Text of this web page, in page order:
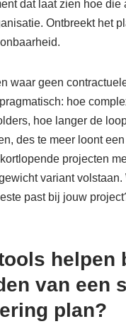
dat laat zien hoe die
Ontbreekt het
waar geen
hoe
hoe langer de
des te meer loont
projecten
variant
past bij jouw
helpen
van een
plan?